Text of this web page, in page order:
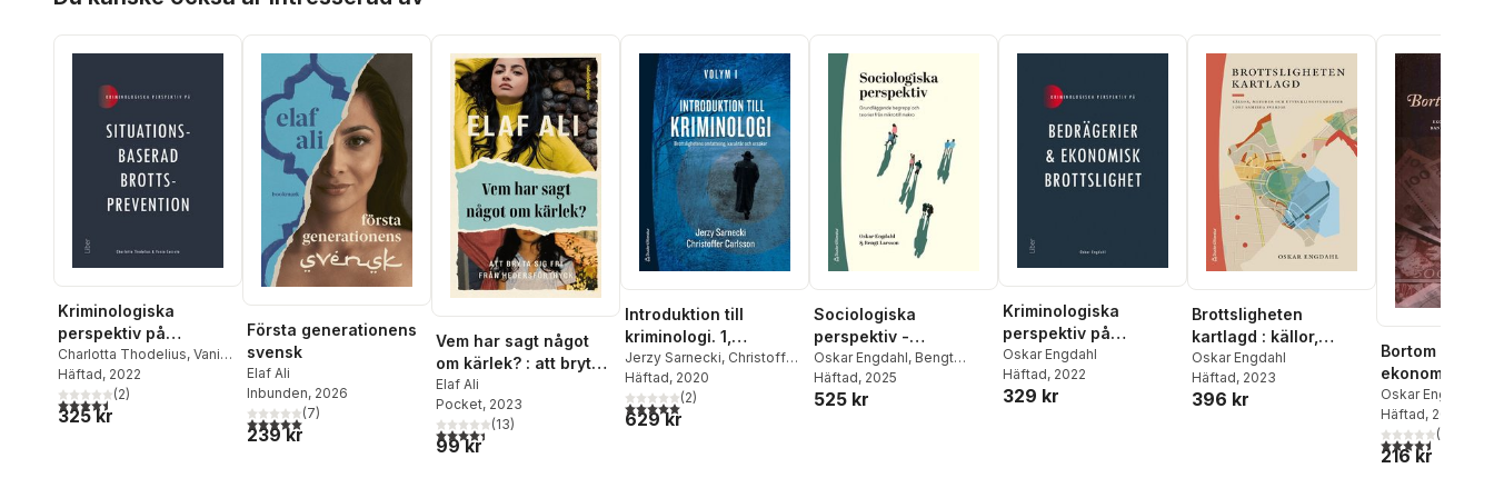
Kriminologiska
perspektiv på
situationsbaserad
brottsprevention
Charlotta Thodelius, Vania
Ceccato
Häftad, 2022
4,5utav 5 stjärnor. Totalt antal röster:
(2)
325 kr
Första generationens
svensk
Elaf Ali
Inbunden, 2026
5,0utav 5 stjärnor. Totalt antal röster:
(7)
239 kr
Vem har sagt något
om kärlek? : att bryta
sig fri från
hedersförtryck
Elaf Ali
Pocket, 2023
4,4utav 5 stjärnor. Totalt antal röster:
(13)
99 kr
Introduktion till
kriminologi. 1,
Brottslighetens
omfattning, karaktär
och orsaker
Jerzy Sarnecki, Christoffer
Carlsson
Häftad, 2020
5,0utav 5 stjärnor. Totalt antal röster:
(2)
629 kr
Sociologiska
perspektiv -
Grundläggande
begrepp och teorier
från mikro till makro
Oskar Engdahl, Bengt
Larsson
Häftad, 2025
525 kr
Kriminologiska
perspektiv på
bedrägerier och
ekonomisk brottslighet
Oskar Engdahl
Häftad, 2022
329 kr
Brottsligheten
kartlagd : källor,
metoder och
utvecklingstendenser
i det samtida Sverige
Oskar Engdahl
Häftad, 2023
396 kr
Bortom
ekonomisk
i bank- och
Oskar Engdahl
Häftad, 2010
4,5utav 5(
216 kr